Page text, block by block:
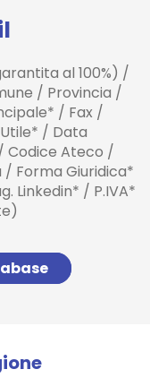
al 100%) /
/ Provincia /
/ Fax /
/ Data
Codice Ateco /
Forma Giuridica*
Linkedin* / P.IVA*